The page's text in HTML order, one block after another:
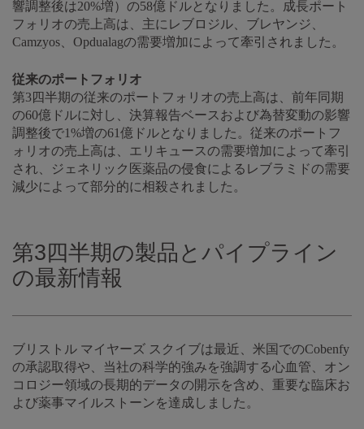
響調整後は20%増）の58億ドルとなりました。成長ポート
フォリオの売上高は、主にレブロジル、ブレヤンジ、
Camzyos、Opdualagの需要増加によって牽引されました。
従来のポートフォリオ
第3四半期の従来のポートフォリオの売上高は、前年同期
の60億ドルに対し、決算報告ベースおよび為替変動の影響
調整後で1%増の61億ドルとなりました。従来のポートフ
ォリオの売上高は、エリキュースの需要増加によって牽引
され、ジェネリック医薬品の侵食によるレブラミドの需要
減少によって部分的に相殺されました。
第3四半期の製品とパイプライン
の最新情報
ブリストル マイヤーズ スクイブは最近、米国でのCobenfy
の承認取得や、当社の科学的強みを強調する心血管、オン
コロジー領域の長期的データの開示を含め、重要な臨床お
よび薬事マイルストーンを達成しました。